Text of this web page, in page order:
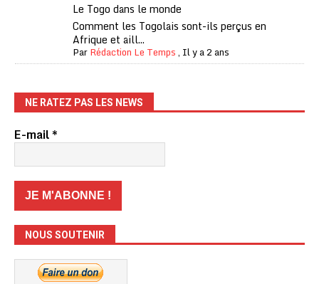
Le Togo dans le monde
Comment les Togolais sont-ils perçus en
Afrique et aill...
ParRédaction Le Temps, Il y a 2 ans
NE RATEZ PAS LES NEWS
E-mail*
NOUS SOUTENIR